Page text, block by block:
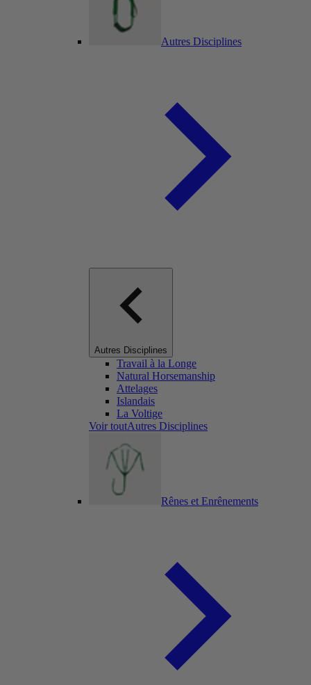
Autres Disciplines
Autres Disciplines
Travail à la Longe
Natural Horsemanship
Attelages
Islandais
La Voltige
Voir toutAutres Disciplines
Rênes et Enrênements